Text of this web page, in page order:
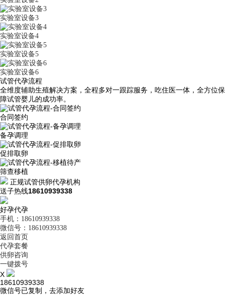
实验室设备3
实验室设备4
实验室设备5
实验室设备6
试管代孕流程
全维度辅助生殖解决方案，全程多对一跟踪服务，吃住医一体，全方位保
障试管婴儿的成功率。
合同签约
备孕调理
促排取卵
筛查移植
正规试管供卵代孕机构
送子热线18610939338
好孕代孕
手机：18610939338
微信号：18610939338
返回首页
代孕套餐
供卵咨询
一键拨号
X
18610939338
微信号已复制，去添加好友